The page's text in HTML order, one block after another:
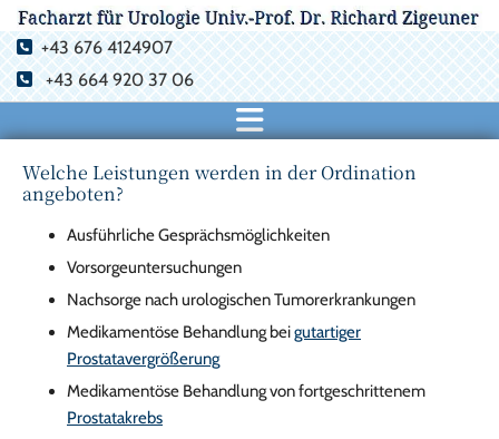
 +43 676 4124907
 +43 664 920 37 06
Welche Leistungen werden in der Ordination
angeboten?
Ausführliche Gesprächsmöglichkeiten
Vorsorgeuntersuchungen
Nachsorge nach urologischen Tumorerkrankungen
Medikamentöse Behandlung beigutartiger
Prostatavergrößerung
Medikamentöse Behandlung von fortgeschrittenem
Prostatakrebs